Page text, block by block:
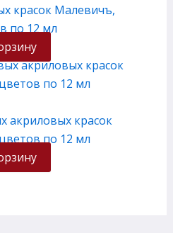
красок Малевичъ,
по 12 мл
акриловых красок
по 12 мл